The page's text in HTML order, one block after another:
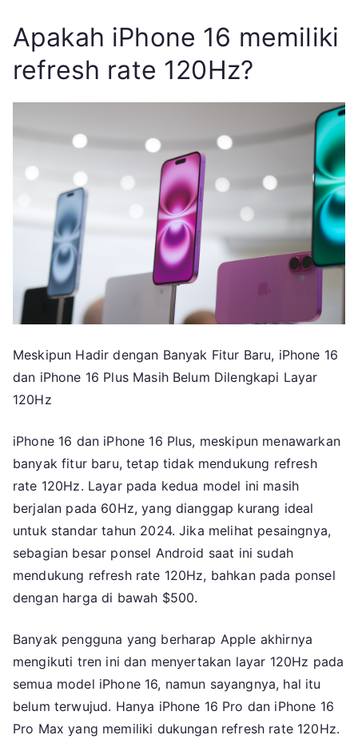
Apakah iPhone 16 memiliki
refresh rate 120Hz?
Meskipun Hadir dengan Banyak Fitur Baru, iPhone 16
dan iPhone 16 Plus Masih Belum Dilengkapi Layar
120Hz
iPhone 16 dan iPhone 16 Plus, meskipun menawarkan
banyak fitur baru, tetap tidak mendukung refresh
rate 120Hz. Layar pada kedua model ini masih
berjalan pada 60Hz, yang dianggap kurang ideal
untuk standar tahun 2024. Jika melihat pesaingnya,
sebagian besar ponsel Android saat ini sudah
mendukung refresh rate 120Hz, bahkan pada ponsel
dengan harga di bawah $500.
Banyak pengguna yang berharap Apple akhirnya
mengikuti tren ini dan menyertakan layar 120Hz pada
semua model iPhone 16, namun sayangnya, hal itu
belum terwujud. Hanya iPhone 16 Pro dan iPhone 16
Pro Max yang memiliki dukungan refresh rate 120Hz.